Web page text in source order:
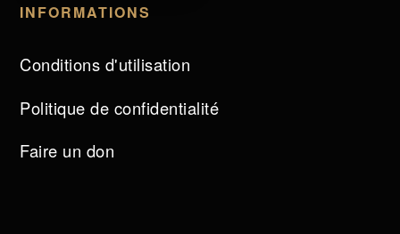
INFORMATIONS
Conditions d'utilisation
Politique de confidentialité
Faire un don